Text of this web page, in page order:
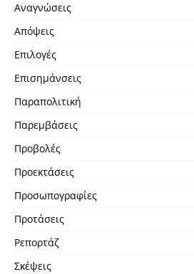
Αναγνώσεις
Απόψεις
Επιλογές
Επισημάνσεις
Παραπολιτική
Παρεμβάσεις
Προβολές
Προεκτάσεις
Προσωπογραφίες
Προτάσεις
Ρεπορτάζ
Σκέψεις